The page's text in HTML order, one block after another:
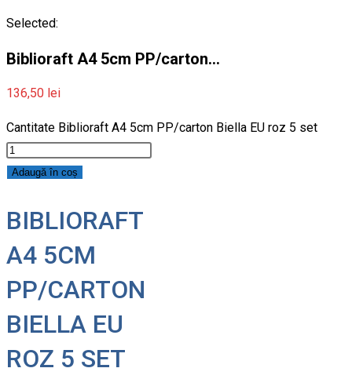
Selected:
Biblioraft A4 5cm PP/carton…
136,50 lei
Cantitate Biblioraft A4 5cm PP/carton Biella EU roz 5 set
Adaugă în coș
BIBLIORAFT
A4 5CM
PP/CARTON
BIELLA EU
ROZ 5 SET